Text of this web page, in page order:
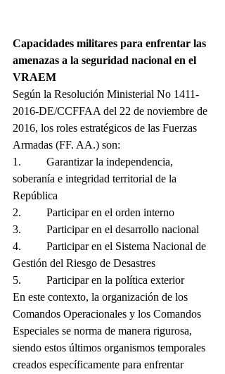
Capacidades militares para enfrentar las
amenazas a la seguridad nacional en el
VRAEM
Según la Resolución Ministerial No 1411-
2016-DE/CCFFAA del 22 de noviembre de
2016, los roles estratégicos de las Fuerzas
Armadas (FF. AA.) son:
1.         Garantizar la independencia,
soberanía e integridad territorial de la
República
2.         Participar en el orden interno
3.         Participar en el desarrollo nacional
4.         Participar en el Sistema Nacional de
Gestión del Riesgo de Desastres
5.         Participar en la política exterior
En este contexto, la organización de los
Comandos Operacionales y los Comandos
Especiales se norma de manera rigurosa,
siendo estos últimos organismos temporales
creados específicamente para enfrentar